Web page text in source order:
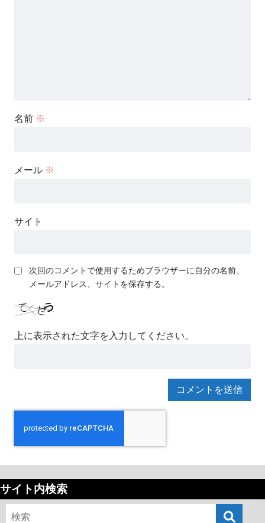
名前 ※
メール ※
サイト
次回のコメントで使用するためブラウザーに自分の名前、
メールアドレス、サイトを保存する。
上に表示された文字を入力してください。
サイト内検索